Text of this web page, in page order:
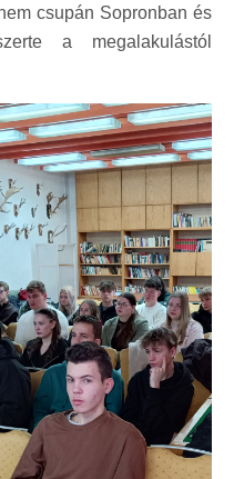
csupán Sopronban és
a megalakulástól